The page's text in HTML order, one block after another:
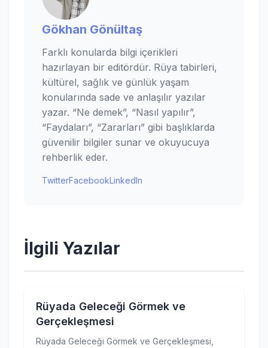
Gökhan Gönültaş
Farklı konularda bilgi içerikleri
hazırlayan bir editördür. Rüya tabirleri,
kültürel, sağlık ve günlük yaşam
konularında sade ve anlaşılır yazılar
yazar. “Ne demek”, “Nasıl yapılır”,
“Faydaları”, “Zararları” gibi başlıklarda
güvenilir bilgiler sunar ve okuyucuya
rehberlik eder.
TwitterFacebookLinkedIn
İlgili Yazılar
Rüyada Geleceği Görmek ve
Gerçekleşmesi
Rüyada Geleceği Görmek ve Gerçekleşmesi,